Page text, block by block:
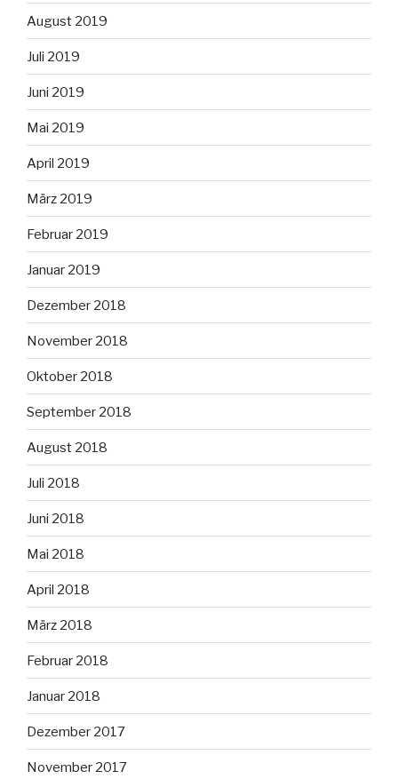
August 2019
Juli 2019
Juni 2019
Mai 2019
April 2019
März 2019
Februar 2019
Januar 2019
Dezember 2018
November 2018
Oktober 2018
September 2018
August 2018
Juli 2018
Juni 2018
Mai 2018
April 2018
März 2018
Februar 2018
Januar 2018
Dezember 2017
November 2017